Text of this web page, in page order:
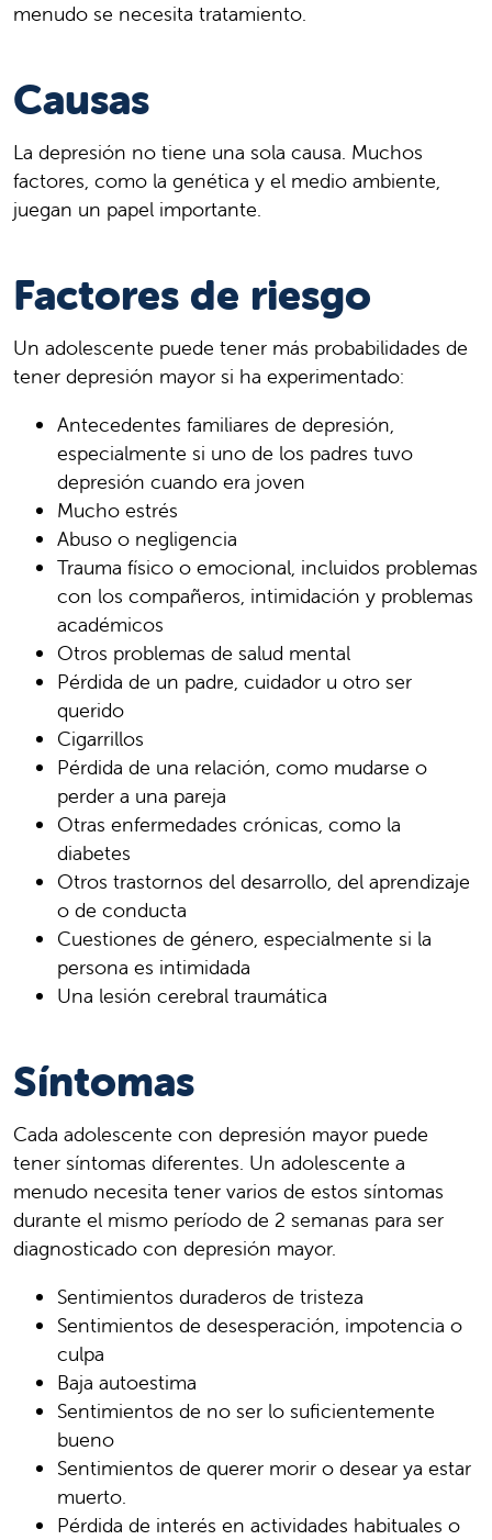
menudo se necesita tratamiento.
Causas
La depresión no tiene una sola causa. Muchos
factores, como la genética y el medio ambiente,
juegan un papel importante.
Factores de riesgo
Un adolescente puede tener más probabilidades de
tener depresión mayor si ha experimentado:
Antecedentes familiares de depresión,
especialmente si uno de los padres tuvo
depresión cuando era joven
Mucho estrés
Abuso o negligencia
Trauma físico o emocional, incluidos problemas
con los compañeros, intimidación y problemas
académicos
Otros problemas de salud mental
Pérdida de un padre, cuidador u otro ser
querido
Cigarrillos
Pérdida de una relación, como mudarse o
perder a una pareja
Otras enfermedades crónicas, como la
diabetes
Otros trastornos del desarrollo, del aprendizaje
o de conducta
Cuestiones de género, especialmente si la
persona es intimidada
Una lesión cerebral traumática
Síntomas
Cada adolescente con depresión mayor puede
tener síntomas diferentes. Un adolescente a
menudo necesita tener varios de estos síntomas
durante el mismo período de 2 semanas para ser
diagnosticado con depresión mayor.
Sentimientos duraderos de tristeza
Sentimientos de desesperación, impotencia o
culpa
Baja autoestima
Sentimientos de no ser lo suficientemente
bueno
Sentimientos de querer morir o desear ya estar
muerto.
Pérdida de interés en actividades habituales o